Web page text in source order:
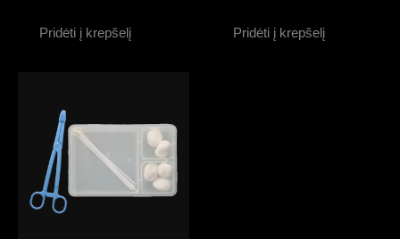
Pridėti į krepšelį Pridėti į krepšelį